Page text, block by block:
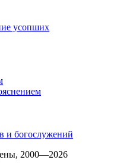
усопших
и богослужений
2000—2026